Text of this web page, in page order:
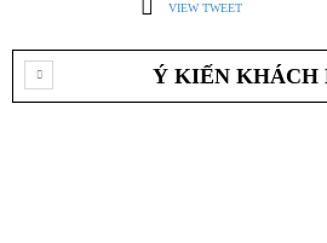
VIEW TWEET
Ý KIẾN KHÁCH